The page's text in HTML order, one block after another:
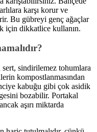
karşı korur ve
Bu gübreyi genç ağaçlar
için dikkatlice kullanın.
sindirilemez tohumlara
kompostlanmasından
kabuğu gibi çok asidik
bozabilir. Portakal
aşırı miktarda